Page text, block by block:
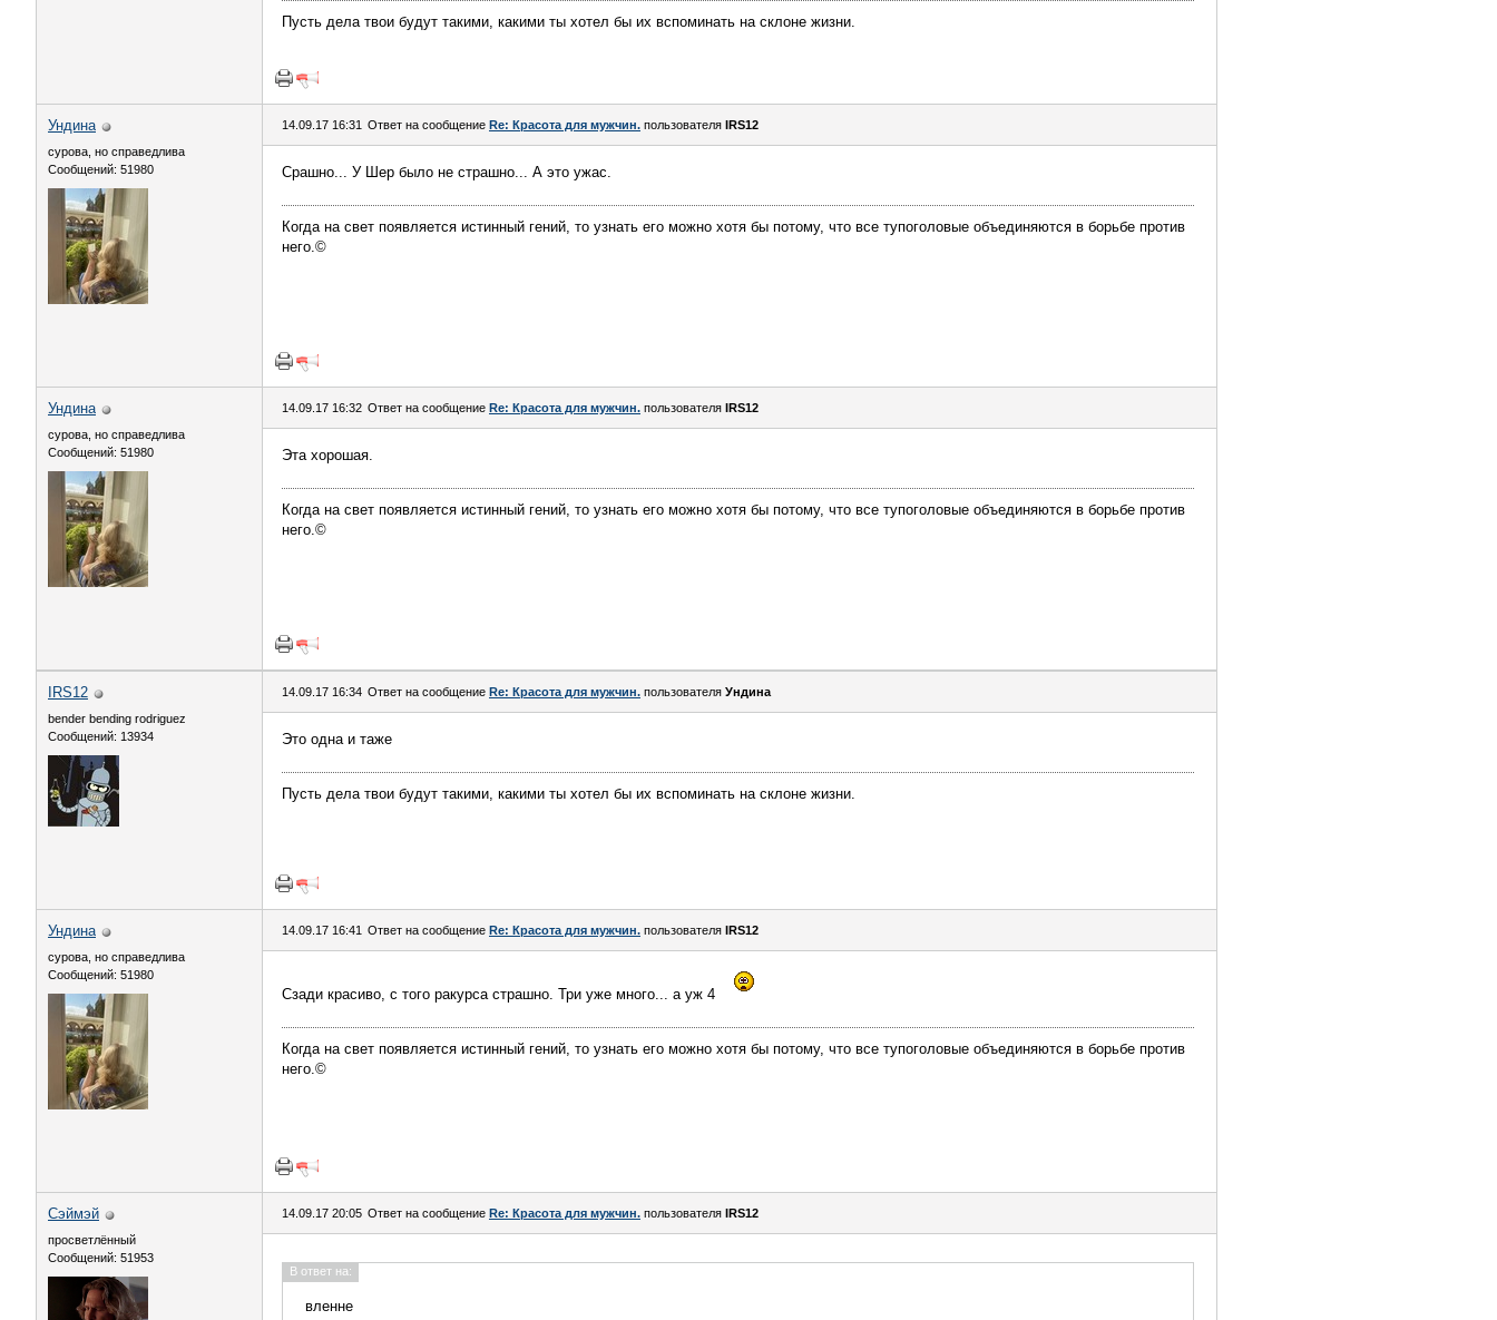
Пусть дела твои будут такими, какими ты хотел бы их вспоминать на склоне жизни.
Ундинa
сурова, но справедлива
Сообщений: 51980
14.09.17 16:31 Ответ на сообщение Re: Красота для мужчин. пользователя IRS12
Срашно... У Шер было не страшно... А это ужас.
Когда на свет появляется истинный гений, то узнать его можно хотя бы потому, что все тупоголовые объединяются в борьбе против
него.©
Ундинa
сурова, но справедлива
Сообщений: 51980
14.09.17 16:32 Ответ на сообщение Re: Красота для мужчин. пользователя IRS12
Эта хорошая.
Когда на свет появляется истинный гений, то узнать его можно хотя бы потому, что все тупоголовые объединяются в борьбе против
него.©
IRS12
bender bending rodriguez
Сообщений: 13934
14.09.17 16:34 Ответ на сообщение Re: Красота для мужчин. пользователя Ундинa
Это одна и таже
Пусть дела твои будут такими, какими ты хотел бы их вспоминать на склоне жизни.
Ундинa
сурова, но справедлива
Сообщений: 51980
14.09.17 16:41 Ответ на сообщение Re: Красота для мужчин. пользователя IRS12
Сзади красиво, с того ракурса страшно. Три уже много... а уж 4
Когда на свет появляется истинный гений, то узнать его можно хотя бы потому, что все тупоголовые объединяются в борьбе против
него.©
Сэймэй
просветлённый
Сообщений: 51953
14.09.17 20:05 Ответ на сообщение Re: Красота для мужчин. пользователя IRS12
В ответ на:
вленне